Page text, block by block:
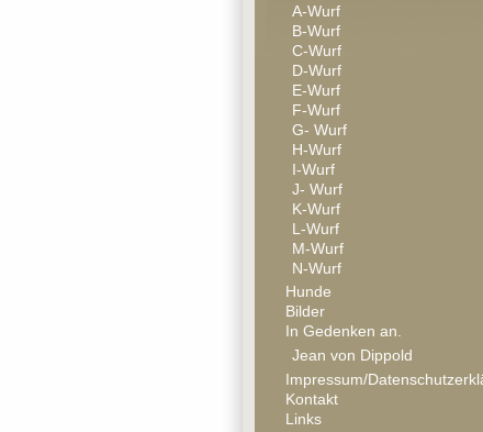
A-Wurf
B-Wurf
C-Wurf
D-Wurf
E-Wurf
F-Wurf
G- Wurf
H-Wurf
I-Wurf
J- Wurf
K-Wurf
L-Wurf
M-Wurf
N-Wurf
Hunde
Bilder
In Gedenken an.
Jean von Dippold
Impressum/
Kontakt
Links